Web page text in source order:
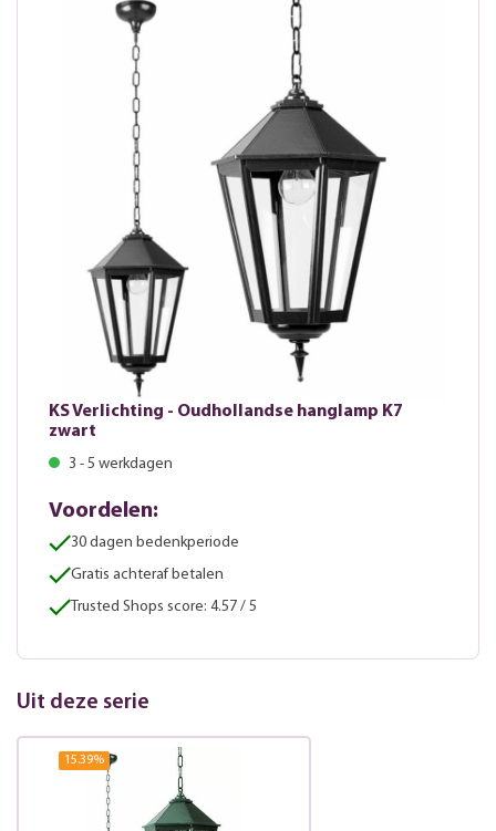
KS Verlichting - Oudhollandse hanglamp K7
zwart
3 - 5 werkdagen
Voordelen:
30 dagen bedenkperiode
Gratis achteraf betalen
Trusted Shops score: 4.57 / 5
Uit deze serie
15.39%